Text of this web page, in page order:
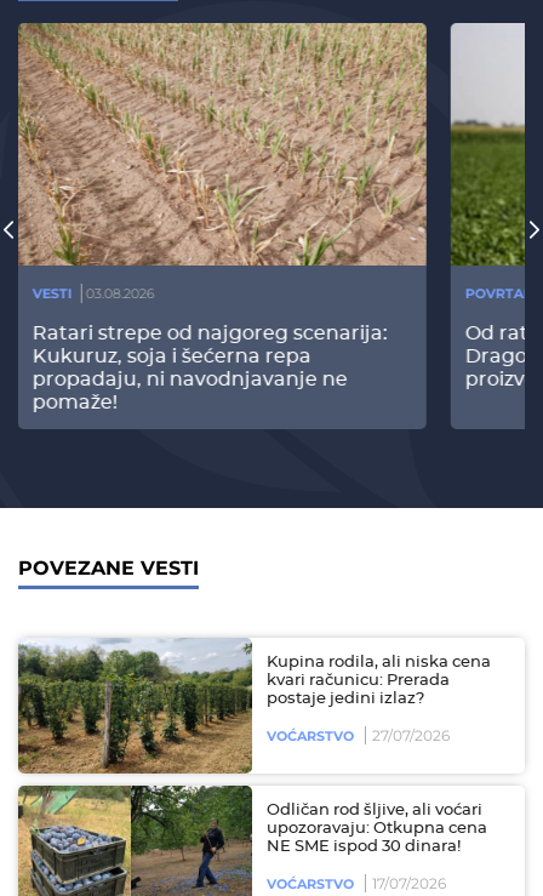
VESTI 03.08.2026
Ratari strepe od najgoreg scenarija:
Kukuruz, soja i šećerna repa
propadaju, ni navodnjavanje ne
pomaže!
Od
POVEZANE VESTI
Kupina rodila, ali niska cena
kvari računicu: Prerada
postaje jedini izlaz?
VOĆARSTVO 27/07/2026
Odličan rod šljive, ali voćari
upozoravaju: Otkupna cena
NE SME ispod 30 dinara!
VOĆARSTVO 17/07/2026